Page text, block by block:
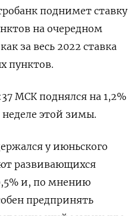
поднимет ставку
на очередном
за весь 2022 ставка
пунктов.
МСК поднялся на 1,2%
этой зимы.
у июньского
развивающихся
и, по мнению
предпринять